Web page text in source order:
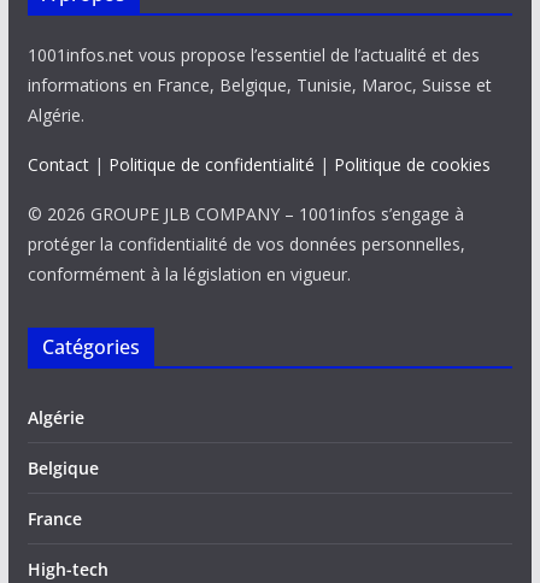
1001infos.net vous propose l’essentiel de l’actualité et des
informations en France, Belgique, Tunisie, Maroc, Suisse et
Algérie.
Contact| Politique de confidentialité | Politique de cookies
© 2026 GROUPE JLB COMPANY – 1001infos s’engage à
protéger la confidentialité de vos données personnelles,
conformément à la législation en vigueur.
Catégories
Algérie
Belgique
France
High-tech